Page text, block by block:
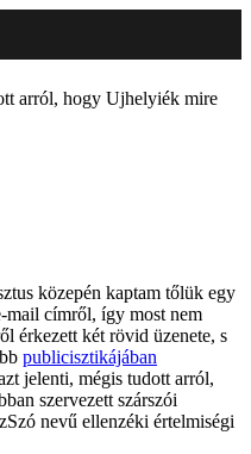
arról, hogy Ujhelyiék mire
közepén kaptam tőlük egy
mail címről, így most nem
érkezett két rövid üzenete, s
publicisztikájában
jelenti, mégis tudott arról,
szervezett szárszói
nevű ellenzéki értelmiségi